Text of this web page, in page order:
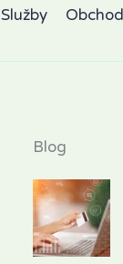
Služby Obchod
Blog